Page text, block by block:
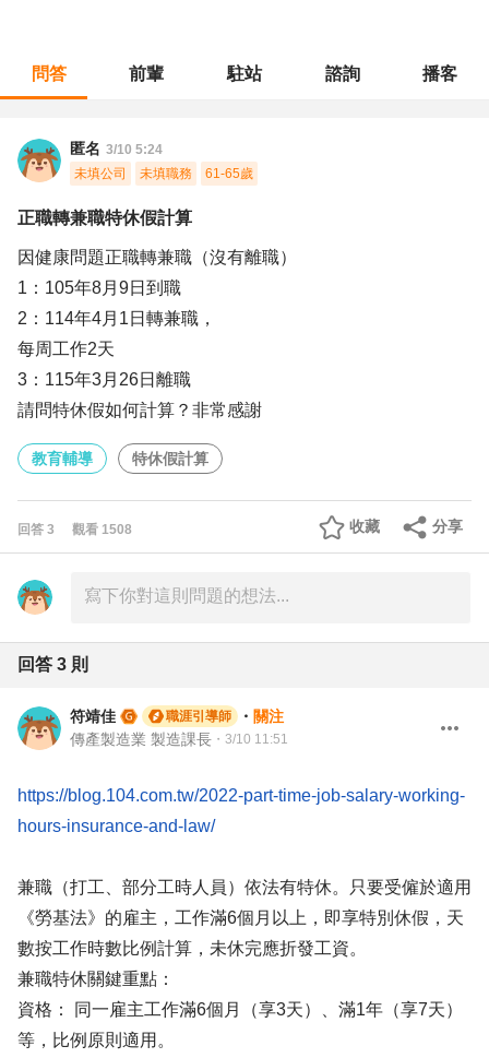
問答 前輩 駐站 諮詢 播客
匿名 3/10 5:24
未填公司
未填職務 61-65歲
正職轉兼職特休假計算
因健康問題正職轉兼職（沒有離職）
1：105年8月9日到職
2：114年4月1日轉兼職，
每周工作2天
3：115年3月26日離職
請問特休假如何計算？非常感謝
教育輔導 特休假計算
回答 3 觀看 1508 分享
收藏
回答 3 則
符靖佳 職涯引導師 ・ 關注
傳產製造業 製造課長 ・ 3/10 11:51
https://blog.104.com.tw/2022-part-time-job-salary-working-
hours-insurance-and-law/
兼職（打工、部分工時人員）依法有特休。只要受僱於適用
《勞基法》的雇主，工作滿6個月以上，即享特別休假，天
數按工作時數比例計算，未休完應折發工資。
兼職特休關鍵重點：
資格： 同一雇主工作滿6個月（享3天）、滿1年（享7天）
等，比例原則適用。